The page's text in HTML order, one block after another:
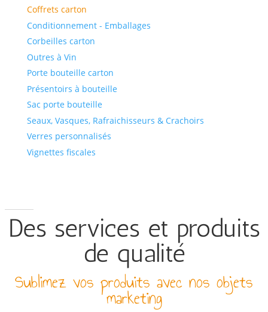
Coffrets carton
Conditionnement - Emballages
Corbeilles carton
Outres à Vin
Porte bouteille carton
Présentoirs à bouteille
Sac porte bouteille
Seaux, Vasques, Rafraichisseurs & Crachoirs
Verres personnalisés
Vignettes fiscales
Des services et produits
de qualité
Sublimez vos produits avec nos objets
marketing